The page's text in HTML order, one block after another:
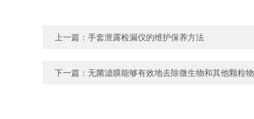
上一篇： 手套泄露检漏仪的维护保养方法
下一篇： 无菌滤膜能够有效地去除微生物和其他颗粒物